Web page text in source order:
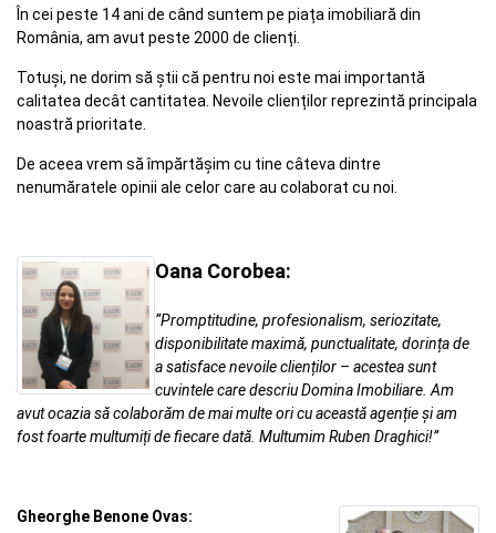
În cei peste 14 ani de când suntem pe piața imobiliară din
România, am avut peste 2000 de clienți.
Totuși, ne dorim să știi că pentru noi este mai importantă
calitatea decât cantitatea. Nevoile clienților reprezintă principala
noastră prioritate.
De aceea vrem să împărtășim cu tine câteva dintre
nenumăratele opinii ale celor care au colaborat cu noi.
Oana Corobea:
“Promptitudine, profesionalism, seriozitate,
disponibilitate maximă, punctualitate, dorința de
a satisface nevoile clienților – acestea sunt
cuvintele care descriu Domina Imobiliare. Am
avut ocazia să colaborăm de mai multe ori cu această agenție și am
fost foarte multumiți de fiecare dată. Multumim Ruben Draghici!”
Gheorghe Benone Ovas: